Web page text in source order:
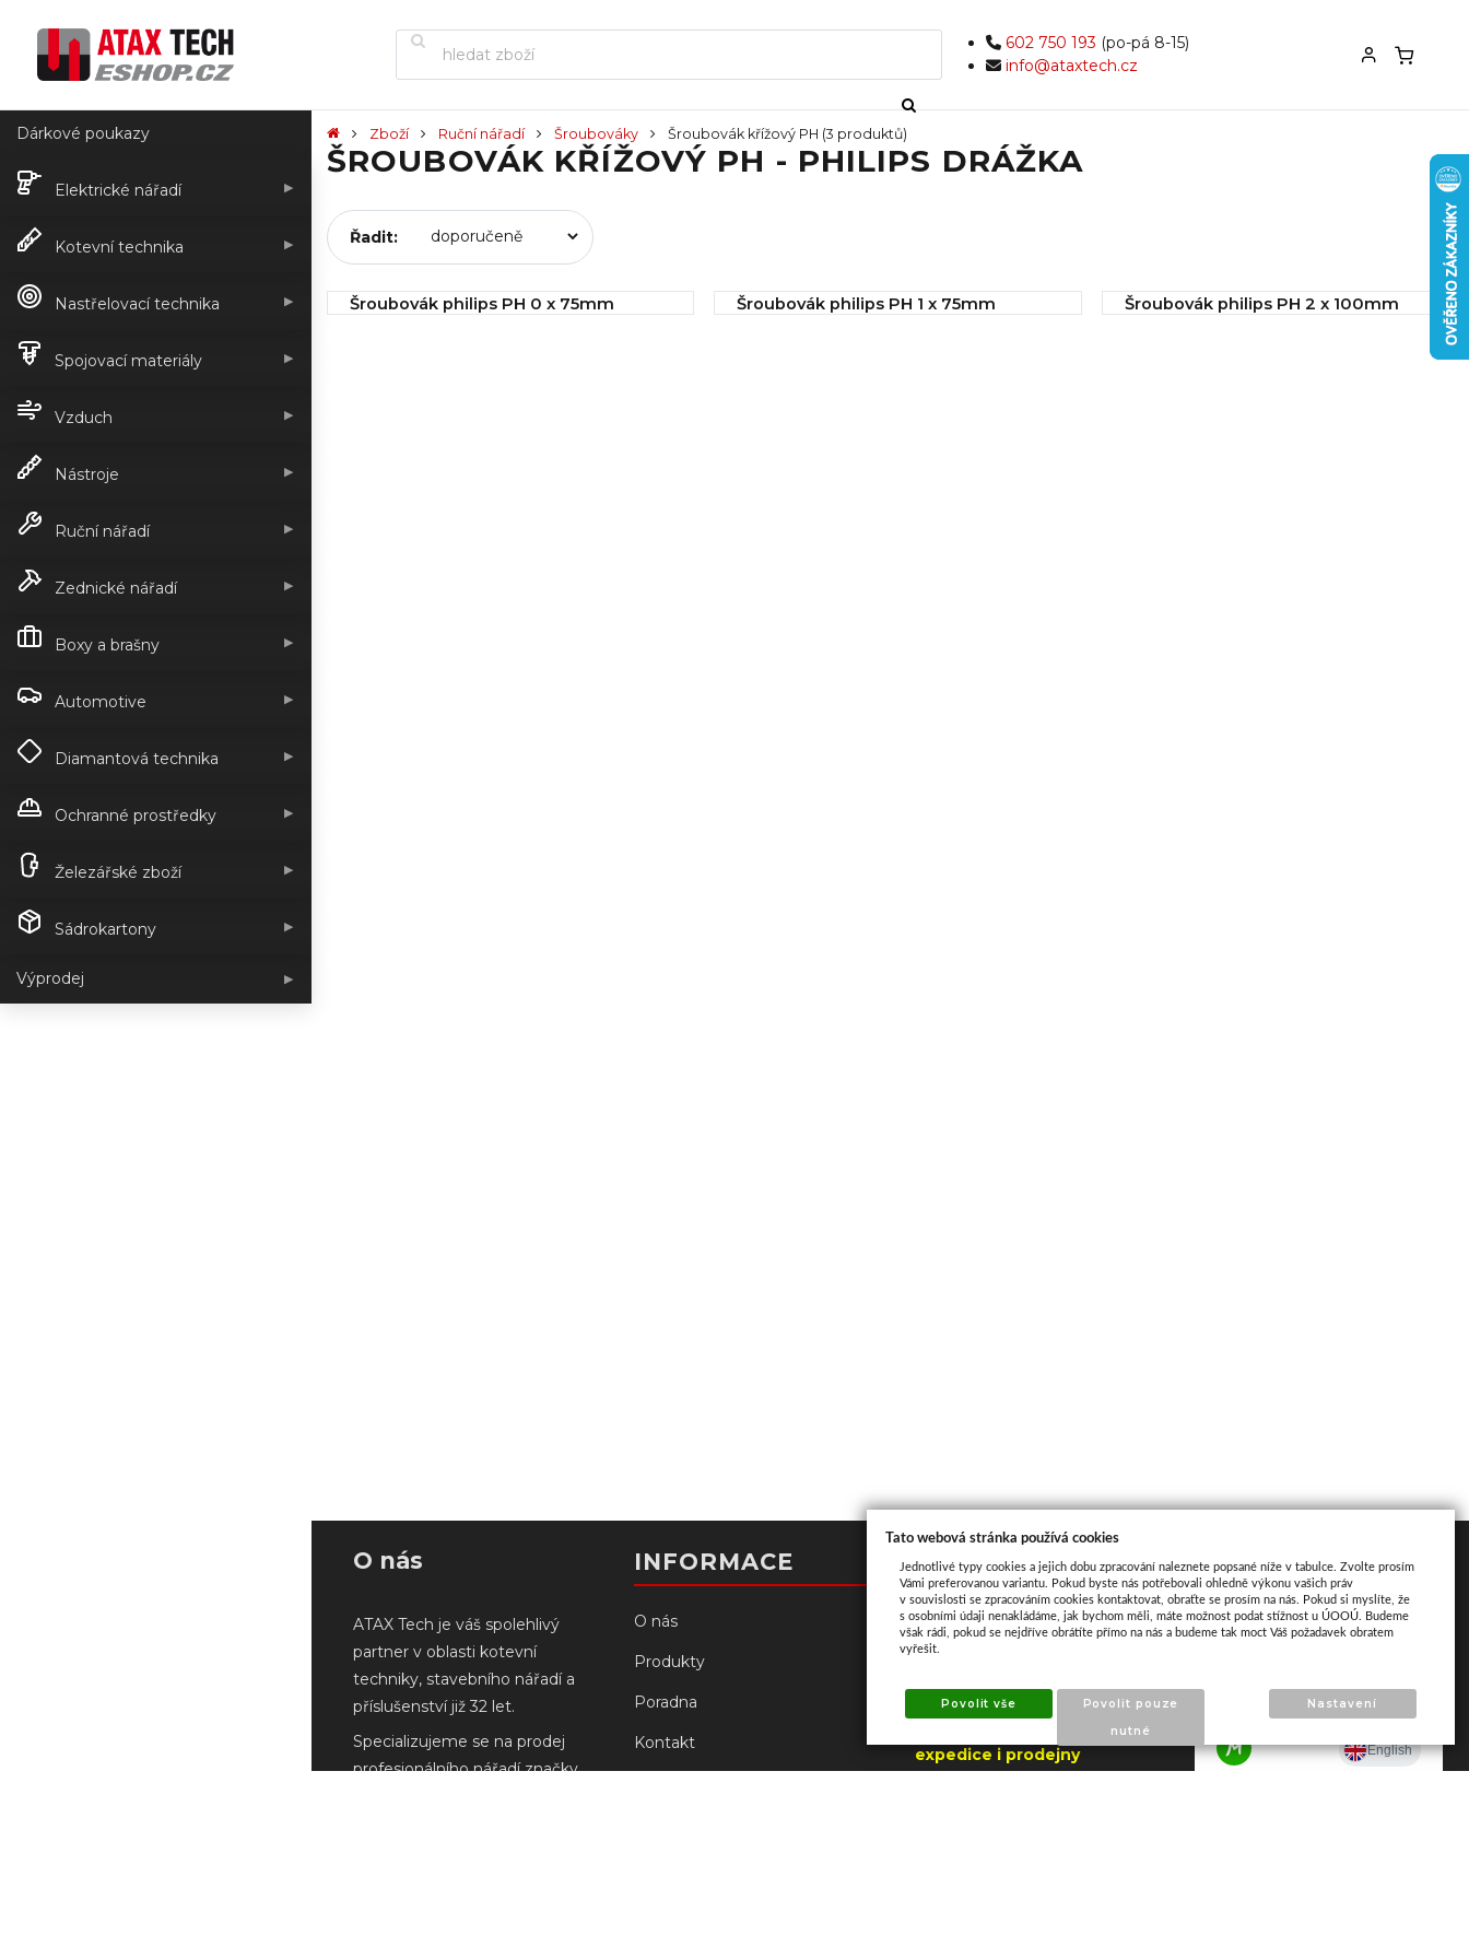
602 750 193 (po-pá 8-15)
info@ataxtech.cz
Dárkové poukazy
Elektrické nářadí ▶
Kotevní technika ▶
Nastřelovací technika ▶
Spojovací materiály ▶
Vzduch ▶
Nástroje ▶
Ruční nářadí ▶
Zednické nářadí ▶
Boxy a brašny ▶
Automotive ▶
Diamantová technika ▶
Ochranné prostředky ▶
Železářské zboží ▶
Sádrokartony ▶
Výprodej ▶
Zboží Ruční nářadí Šroubováky Šroubovák křížový PH (3 produktů)
ŠROUBOVÁK KŘÍŽOVÝ PH - PHILIPS DRÁŽKA
Řadit:
Šroubovák philips PH 0 x 75mm
Šroubovák philips PH 1 x 75mm
Šroubovák philips PH 2 x 100mm
O nás
ATAX Tech je váš spolehlivý
partner v oblasti kotevní
techniky, stavebního nářadí a
příslušenství již 32 let.
Specializujeme se na prodej
profesionálního nářadí značky
INFORMACE
O nás
Produkty
Poradna
Kontakt
Kontakt
Palackého 195
766 61 Napajedla
(od 3.8.2026 do 7.8.2026
expedice i prodejny
Mapa
Tato webová stránka používá cookies
Jednotlivé typy cookies a jejich dobu zpracování naleznete popsané níže v tabulce. Zvolte prosím
Vámi preferovanou variantu. Pokud byste nás potřebovali ohledně výkonu vašich práv
v souvislosti se zpracováním cookies kontaktovat, obraťte se prosím na nás. Pokud si myslíte, že
s osobními údaji nenakládáme, jak bychom měli, máte možnost podat stížnost u ÚOOÚ. Budeme
však rádi, pokud se nejdříve obrátíte přímo na nás a budeme tak moct Váš požadavek obratem
vyřešit.
Povolit vše
Povolit pouze
nutné
Nastavení